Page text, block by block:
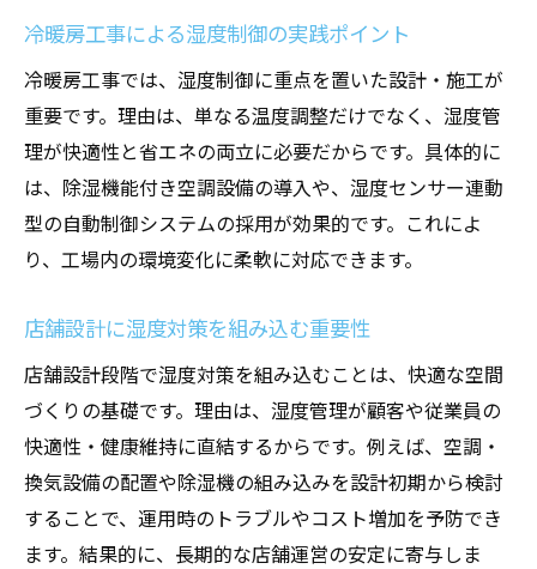
冷暖房工事による湿度制御の実践ポイント
冷暖房工事では、湿度制御に重点を置いた設計・施工が
重要です。理由は、単なる温度調整だけでなく、湿度管
理が快適性と省エネの両立に必要だからです。具体的に
は、除湿機能付き空調設備の導入や、湿度センサー連動
型の自動制御システムの採用が効果的です。これによ
り、工場内の環境変化に柔軟に対応できます。
店舗設計に湿度対策を組み込む重要性
店舗設計段階で湿度対策を組み込むことは、快適な空間
づくりの基礎です。理由は、湿度管理が顧客や従業員の
快適性・健康維持に直結するからです。例えば、空調・
換気設備の配置や除湿機の組み込みを設計初期から検討
することで、運用時のトラブルやコスト増加を予防でき
ます。結果的に、長期的な店舗運営の安定に寄与しま